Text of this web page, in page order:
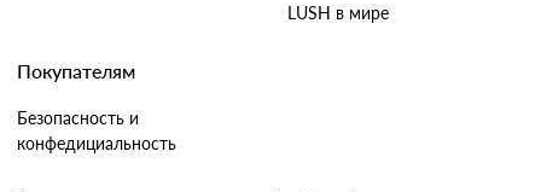
LUSH в мире
Покупателям
Безопасность и
конфедициальность